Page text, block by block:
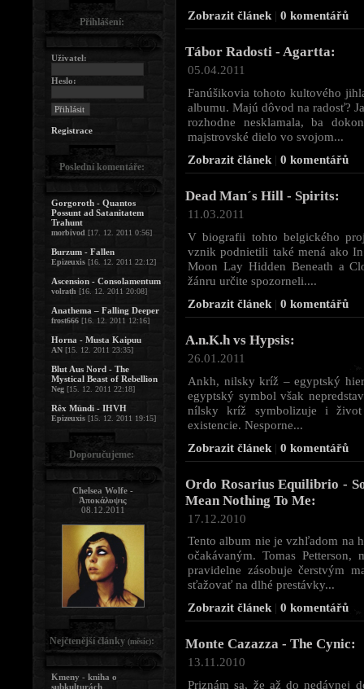
Zobrazit článek | 0 komentářů
Tábor Radosti - Agartta:
05.04.2011
Fanúšikovia tohoto kultového
albumu. Majú dôvod na radosť?
rozhodne nesklamala, ba
majstrovské dielo vo svojom...
Zobrazit článek | 0 komentářů
Dead Man´s Hill - Spirits:
11.03.2011
V biografii tohto belgického
vznik podnietili také mená ako
Moon Lay Hidden Beneath a
žánru určite spozorneli....
Zobrazit článek | 0 komentářů
A.n.K.h vs Hypsis:
26.01.2011
Ankh, nilsky kríž – egyptský
egyptský symbol však
nílsky kríž symbolizuje i život
existencie. Nesporne...
Zobrazit článek | 0 komentářů
Ordo Rosarius Equilibrio -
Mean Nothing To Me:
17.12.2010
Tento album nie je vzhľadom na
očakávaným. Tomas
pravidelne zásobuje čerstvým
sťažovať na dlhé prestávky...
Zobrazit článek | 0 komentářů
Monte Cazazza - The Cynic:
13.11.2010
Priznám sa, že až do nedávnej
Přihlášení:
Uživatel:
Heslo:
Registrace
Poslední komentáře:
Gorgoroth - Quantos
Possunt ad Satanitatem
Trahunt
morbivod [17. 12. 2011 0:56]
Burzum - Fallen
Epizeuxis [16. 12. 2011 22:12]
Ascension - Consolamentum
volrath [16. 12. 2011 20:08]
Anathema – Falling Deeper
frost666 [16. 12. 2011 12:16]
Horna - Musta Kaipuu
AN [15. 12. 2011 23:35]
Blut Aus Nord - The
Mystical Beast of Rebellion
Neg [15. 12. 2011 22:18]
Rêx Mündi - IHVH
Epizeuxis [15. 12. 2011 19:15]
Doporučujeme:
Chelsea Wolfe -
Ἀποκάλυψις
08.12.2011
Nejčtenější články (měsíc):
Kmeny - kniha o
subkulturách